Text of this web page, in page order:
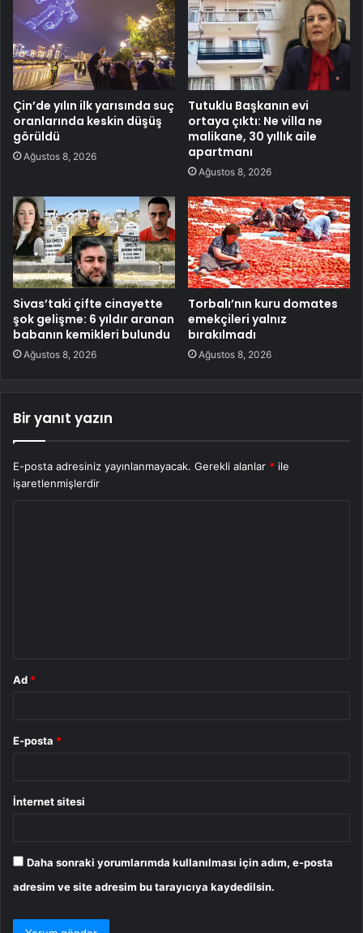
Çin’de yılın ilk yarısında suç
oranlarında keskin düşüş
görüldü
Ağustos 8, 2026
Tutuklu Başkanın evi
ortaya çıktı: Ne villa ne
malikane, 30 yıllık aile
apartmanı
Ağustos 8, 2026
Sivas’taki çifte cinayette
şok gelişme: 6 yıldır aranan
babanın kemikleri bulundu
Ağustos 8, 2026
Torbalı’nın kuru domates
emekçileri yalnız
bırakılmadı
Ağustos 8, 2026
Bir yanıt yazın
E-posta adresiniz yayınlanmayacak. Gerekli alanlar * ile
işaretlenmişlerdir
Ad *
E-posta *
İnternet sitesi
Daha sonraki yorumlarımda kullanılması için adım, e-posta
adresim ve site adresim bu tarayıcıya kaydedilsin.